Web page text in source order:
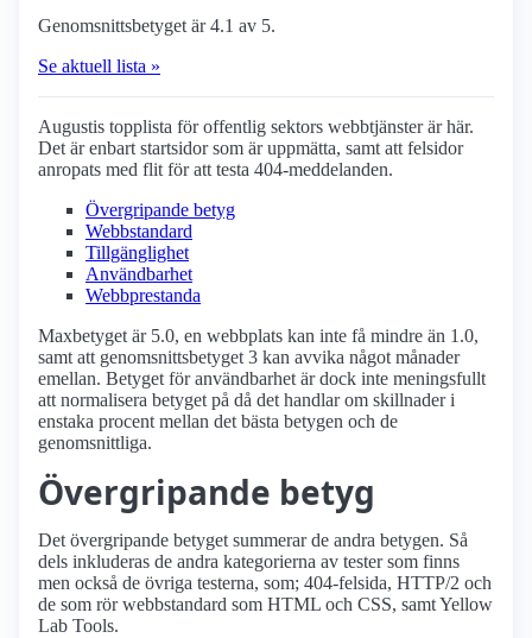
Genomsnittsbetyget är 4.1 av 5.
Se aktuell lista »
Augustis topplista för offentlig sektors webbtjänster är här.
Det är enbart startsidor som är uppmätta, samt att felsidor
anropats med flit för att testa 404-meddelanden.
Övergripande betyg
Webbstandard
Tillgänglighet
Användbarhet
Webbprestanda
Maxbetyget är 5.0, en webbplats kan inte få mindre än 1.0,
samt att genomsnittsbetyget 3 kan avvika något månader
emellan. Betyget för användbarhet är dock inte meningsfullt
att normalisera betyget på då det handlar om skillnader i
enstaka procent mellan det bästa betygen och de
genomsnittliga.
Övergripande betyg
Det övergripande betyget summerar de andra betygen. Så
dels inkluderas de andra kategorierna av tester som finns
men också de övriga testerna, som; 404-felsida, HTTP/2 och
de som rör webbstandard som HTML och CSS, samt Yellow
Lab Tools.